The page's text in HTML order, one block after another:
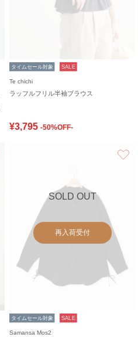
タイムセール対象 SALE
Te chichi
ラッフルフリル半袖ブラウス
¥3,795 -50%OFF-
SOLD OUT
再入荷受付
タイムセール対象 SALE
Samansa Mos2